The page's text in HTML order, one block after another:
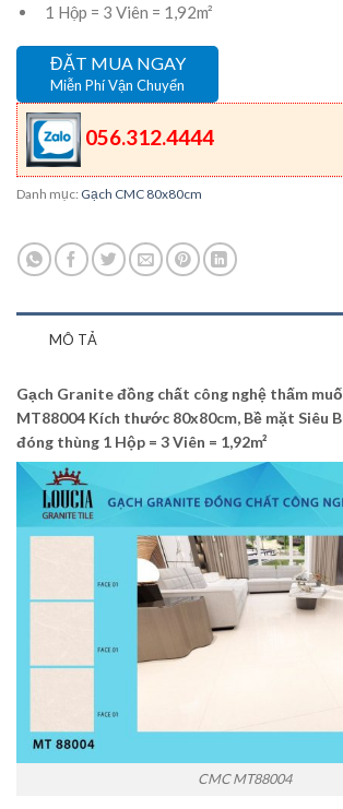
1 Hộp = 3 Viên = 1,92m²
ĐẶT MUA NGAY
Miễn Phí Vận Chuyển
056.312.4444
Danh mục: Gạch CMC 80x80cm
MÔ TẢ
Gạch Granite đồng chất công nghệ thấm
MT88004 Kích thước 80x80cm, Bề mặt Siêu
đóng thùng 1 Hộp = 3 Viên = 1,92m²
CMC MT88004